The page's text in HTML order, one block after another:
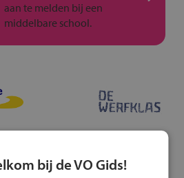
aan te melden bij een
middelbare school.
bij de VO Gids!